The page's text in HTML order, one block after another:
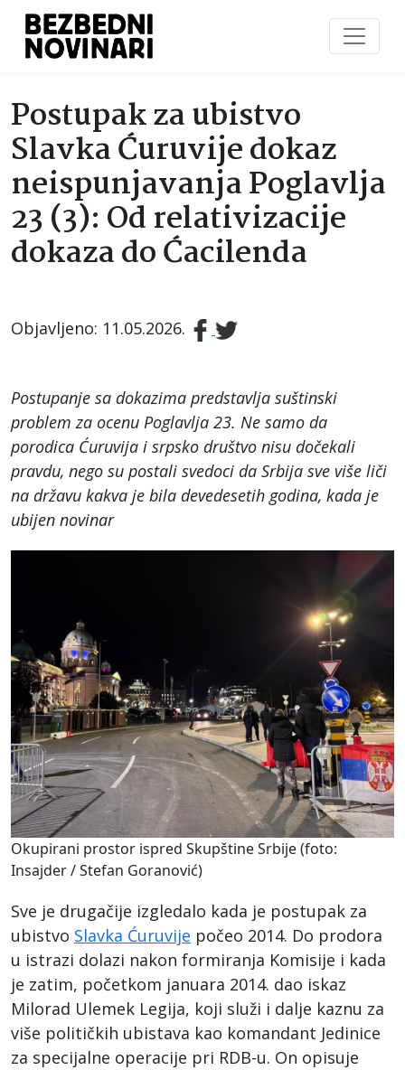
Postupak za ubistvo
Slavka Ćuruvije dokaz
neispunjavanja Poglavlja
23 (3): Od relativizacije
dokaza do Ćacilenda
Objavljeno: 11.05.2026.
Postupanje sa dokazima predstavlja suštinski
problem za ocenu Poglavlja 23. Ne samo da
porodica Ćuruvija i srpsko društvo nisu dočekali
pravdu, nego su postali svedoci da Srbija sve više liči
na državu kakva je bila devedesetih godina, kada je
ubijen novinar
Okupirani prostor ispred Skupštine Srbije (foto:
Insajder / Stefan Goranović)
Sve je drugačije izgledalo kada je postupak za
ubistvo Slavka Ćuruvije počeo 2014. Do prodora
u istrazi dolazi nakon formiranja Komisije i kada
je zatim, početkom januara 2014. dao iskaz
Milorad Ulemek Legija, koji služi i dalje kaznu za
više političkih ubistava kao komandant Jedinice
za specijalne operacije pri RDB-u. On opisuje